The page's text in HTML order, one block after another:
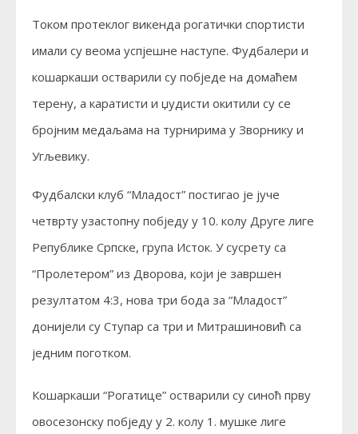
Током протеклог викенда рогатички спортисти
имали су веома успјешне наступе. Фудбалери и
кошаркаши остварили су побједе на домаћем
терену, а каратисти и џудисти окитили су се
бројним медаљама на турнирима у Зворнику и
Угљевику.
Фудбалски клуб “Младост” постигао је јуче
четврту узастопну побједу у 10. колу Друге лиге
Републике Српске, група Исток. У сусрету са
“Пролетером” из Дворова, који је завршен
резултатом 4:3, нова три бода за “Младост”
донијели су Ступар са три и Митрашиновић са
једним поготком.
Кошаркаши “Рогатице” остварили су синоћ прву
овосезонску побједу у 2. колу 1. мушке лиге